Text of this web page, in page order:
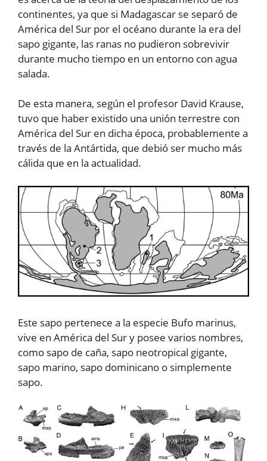
continentes, ya que si Madagascar se separó de
América del Sur por el océano durante la era del
sapo gigante, las ranas no pudieron sobrevivir
durante mucho tiempo en un entorno con agua
salada.
De esta manera, según el profesor David Krause,
tuvo que haber existido una unión terrestre con
América del Sur en dicha época, probablemente a
través de la Antártida, que debió ser mucho más
cálida que en la actualidad.
Este sapo pertenece a la especie Bufo marinus,
vive en América del Sur y posee varios nombres,
como sapo de caña, sapo neotropical gigante,
sapo marino, sapo dominicano o simplemente
sapo.